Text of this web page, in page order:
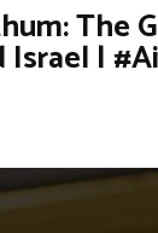
The
Israel |